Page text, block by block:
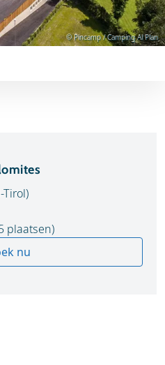
© Pincamp / Camping Al Plan
Tirol)
plaatsen)
nu